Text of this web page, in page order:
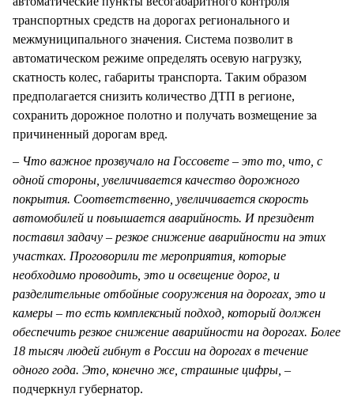
транспортных средств на дорогах регионального и
межмуниципального значения. Система позволит в
автоматическом режиме определять осевую нагрузку,
скатность колес, габариты транспорта. Таким образом
предполагается снизить количество ДТП в регионе,
сохранить дорожное полотно и получать возмещение за
причиненный дорогам вред.
– Что важное прозвучало на Госсовете – это то, что, с
одной стороны, увеличивается качество дорожного
покрытия. Соответственно, увеличивается скорость
автомобилей и повышается аварийность. И президент
поставил задачу – резкое снижение аварийности на этих
участках. Проговорили те мероприятия, которые
необходимо проводить, это и освещение дорог, и
разделительные отбойные сооружения на дорогах, это и
камеры – то есть комплексный подход, который должен
обеспечить резкое снижение аварийности на дорогах. Более
18 тысяч людей гибнут в России на дорогах в течение
одного года. Это, конечно же, страшные цифры, –
подчеркнул губернатор.